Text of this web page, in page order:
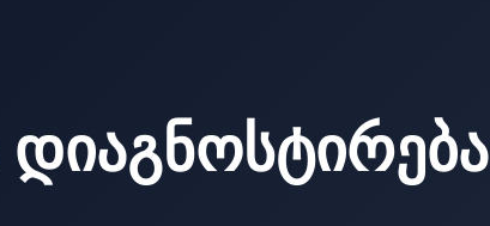
დიაგნოსტირება